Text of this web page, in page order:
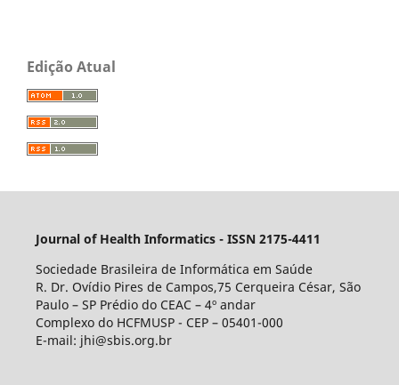
Edição Atual
Journal of Health Informatics - ISSN 2175-4411
Sociedade Brasileira de Informática em Saúde
R. Dr. Ovídio Pires de Campos,75 Cerqueira César, São
Paulo – SP Prédio do CEAC – 4º andar
Complexo do HCFMUSP - CEP – 05401-000
E-mail: jhi@sbis.org.br